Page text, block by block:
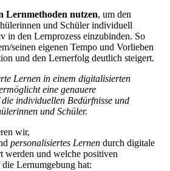
Lernmethoden nutzen, um den
und Schüler individuell
in den Lernprozess einzubinden. So
seinen eigenen Tempo und Vorlieben
und den Lernerfolg deutlich steigert.
Lernen in einem digitalisierten
eine genauere
individuellen Bedürfnisse und
und Schüler.
wir,
personalisiertes Lernen durch digitale
werden und welche positiven
Lernumgebung hat: